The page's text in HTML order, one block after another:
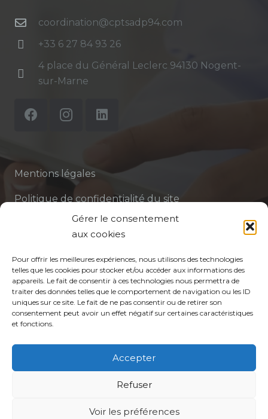
Gérer le consentement
aux cookies
Pour offrir les meilleures expériences, nous utilisons des technologies
telles que les cookies pour stocker et/ou accéder aux informations des
appareils. Le fait de consentir à ces technologies nous permettra de
traiter des données telles que le comportement de navigation ou les ID
uniques sur ce site. Le fait de ne pas consentir ou de retirer son
consentement peut avoir un effet négatif sur certaines caractéristiques
et fonctions.
Accepter
Refuser
Voir les préférences
coordination@cptsadp94.com
+33 6 27 84 93 26
4 place du Général Leclerc 94130 Nogent-
sur-Marne
Mentions légales
Politique de confidentialité du site
Politique de protection des données de la CPTS
Votre CPTS
Professionnels de santé